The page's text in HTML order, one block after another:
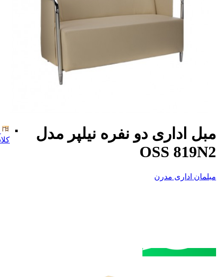
مبل اداری دو نفره نیلپر مدل
OSS 819N2
مبلمان اداری مدرن